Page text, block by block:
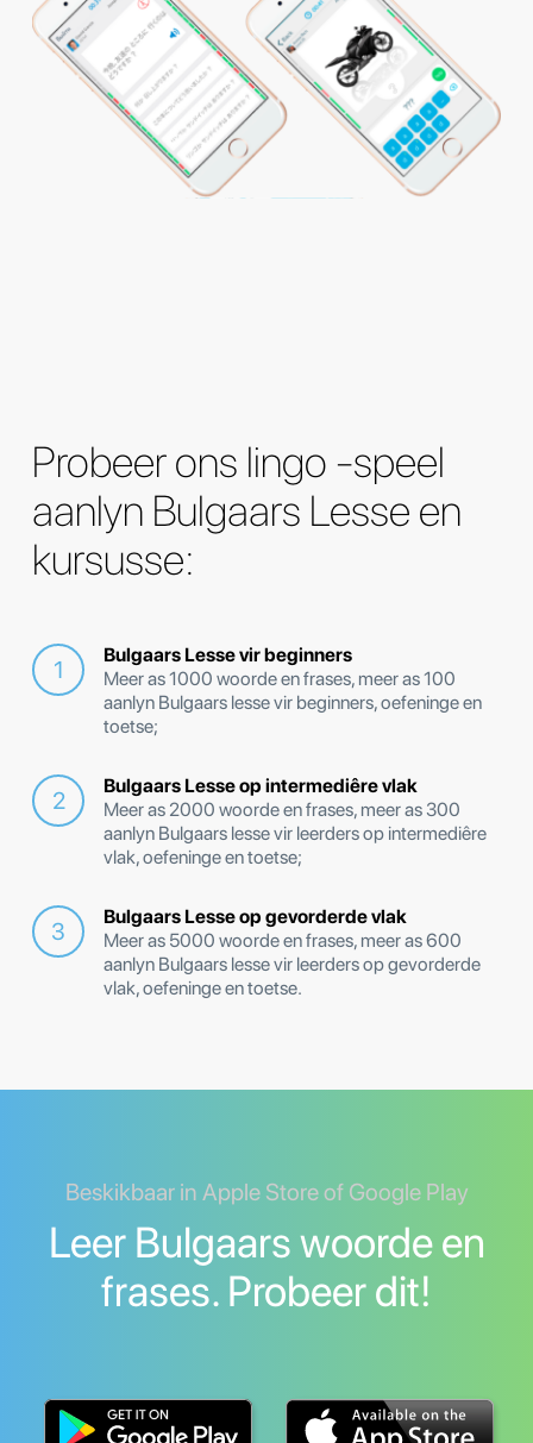
Probeer ons lingo -speel
aanlyn Bulgaars Lesse en
kursusse:
Bulgaars Lesse vir beginners
Meer as 1000 woorde en frases, meer as 100
aanlyn Bulgaars lesse vir beginners, oefeninge en
toetse;
Bulgaars Lesse op intermediêre vlak
Meer as 2000 woorde en frases, meer as 300
aanlyn Bulgaars lesse vir leerders op intermediêre
vlak, oefeninge en toetse;
Bulgaars Lesse op gevorderde vlak
Meer as 5000 woorde en frases, meer as 600
aanlyn Bulgaars lesse vir leerders op gevorderde
vlak, oefeninge en toetse.
Beskikbaar in Apple Store of Google Play
Leer Bulgaars woorde en
frases. Probeer dit!